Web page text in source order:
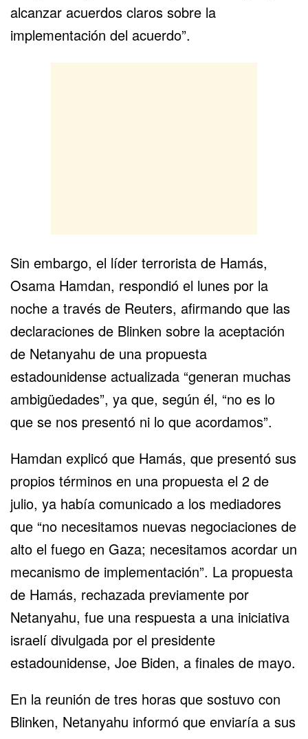
alcanzar acuerdos claros sobre la
implementación del acuerdo”.
Sin embargo, el líder terrorista de Hamás,
Osama Hamdan, respondió el lunes por la
noche a través de Reuters, afirmando que las
declaraciones de Blinken sobre la aceptación
de Netanyahu de una propuesta
estadounidense actualizada “generan muchas
ambigüedades”, ya que, según él, “no es lo
que se nos presentó ni lo que acordamos”.
Hamdan explicó que Hamás, que presentó sus
propios términos en una propuesta el 2 de
julio, ya había comunicado a los mediadores
que “no necesitamos nuevas negociaciones de
alto el fuego en Gaza; necesitamos acordar un
mecanismo de implementación”. La propuesta
de Hamás, rechazada previamente por
Netanyahu, fue una respuesta a una iniciativa
israelí divulgada por el presidente
estadounidense, Joe Biden, a finales de mayo.
En la reunión de tres horas que sostuvo con
Blinken, Netanyahu informó que enviaría a sus